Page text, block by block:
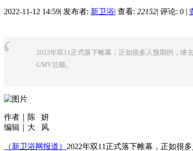
2022-11-12 14:59| 发布者: 新卫浴| 查看: 22152| 评论: 0 |
2022年双11正式落下帷幕，正如很多人预期的，
GMV总额。
作者｜陈 妍
编辑｜大 风
（新卫浴网报道） 2022年双11正式落下帷幕，正如很